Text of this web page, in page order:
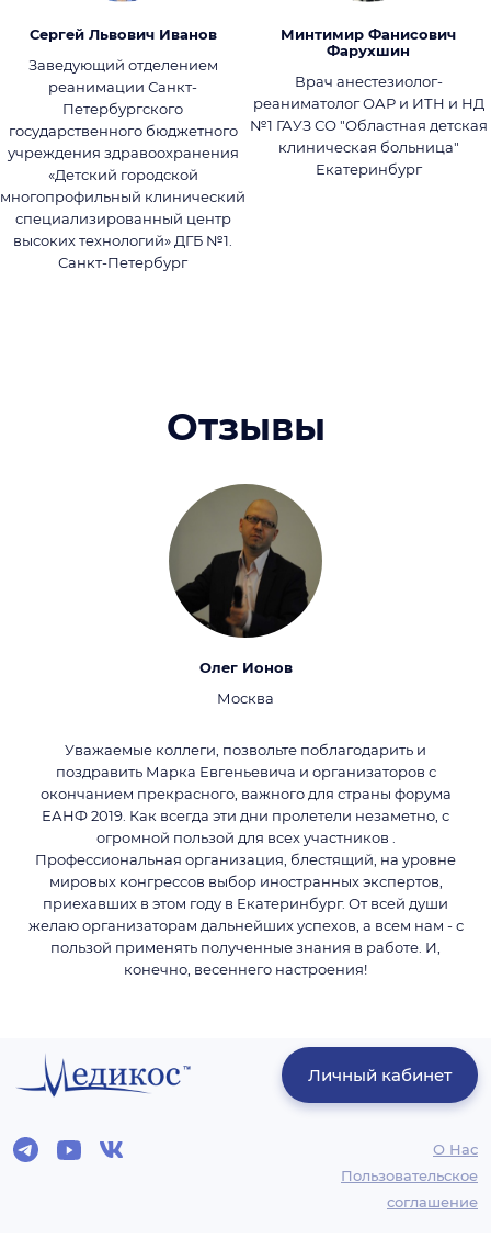
Сергей Львович Иванов
Заведующий отделением
реанимации Санкт-
Петербургского
государственного бюджетного
учреждения здравоохранения
«Детский городской
многопрофильный клинический
специализированный центр
высоких технологий» ДГБ №1.
Санкт-Петербург
Минтимир Фанисович
Фарухшин
Врач анестезиолог-
реаниматолог ОАР и ИТН и НД
№1 ГАУЗ СО "Областная детская
клиническая больница"
Екатеринбург
Отзывы
Олег Ионов
Москва
Уважаемые коллеги, позвольте поблагодарить и
поздравить Марка Евгеньевича и организаторов с
окончанием прекрасного, важного для страны форума
ЕАНФ 2019. Как всегда эти дни пролетели незаметно, с
огромной пользой для всех участников .
Профессиональная организация, блестящий, на уровне
мировых конгрессов выбор иностранных экспертов,
приехавших в этом году в Екатеринбург. От всей души
желаю организаторам дальнейших успехов, а всем нам - с
пользой применять полученные знания в работе. И,
конечно, весеннего настроения!
Личный кабинет
О Нас
Пользовательское
соглашение